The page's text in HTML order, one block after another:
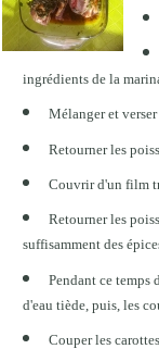
ingrédients de la
Mélanger et
Retourner les
Couvrir d'un film
Retourner les
suffisamment des
Pendant ce temps
d'eau tiède, puis, les
Couper les